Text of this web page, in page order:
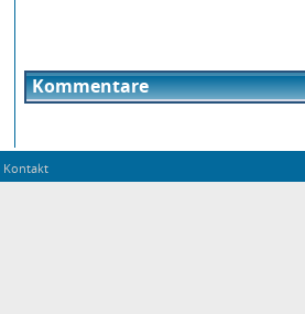
Kommentare
Kontakt